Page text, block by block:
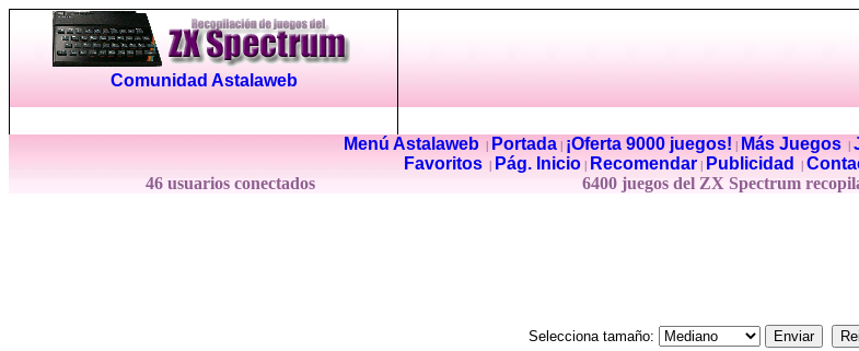
Comunidad Astalaweb
Menú Astalaweb| Portada| ¡Oferta 9000 juegos! Más Juegos|
Favoritos
Pág. Inicio Recomendar Publicidad
46 usuarios conectados
6400 juegos del ZX Spectrum
Selecciona tamaño: